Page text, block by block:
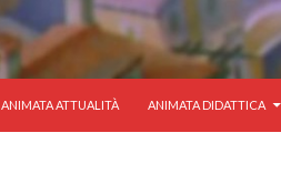
ANIMATA ATTUALITÀ
ANIMATA DIDATTICA